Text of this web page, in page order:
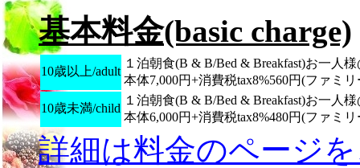
基本料金(basic charge)
10歳以上/adult
１泊朝食(B & B/Bed & Breakfast)お一人様
本体7,000円+消費税tax8%560円(ファミ
10歳未満/child
１泊朝食(B & B/Bed & Breakfast)お一人様
本体6,000円+消費税tax8%480円(ファミ
詳細は料金のページ